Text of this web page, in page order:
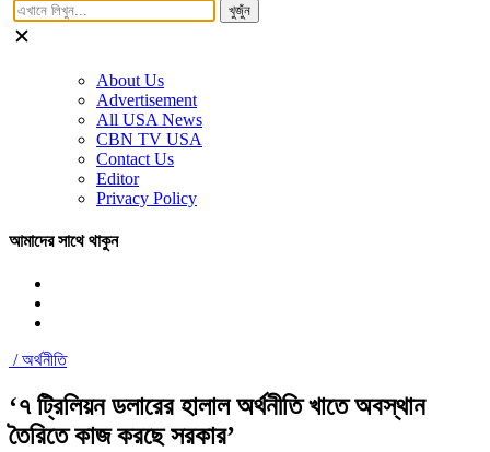
খুজুঁন
About Us
Advertisement
All USA News
CBN TV USA
Contact Us
Editor
Privacy Policy
আমাদের সাথে থাকুন
/অর্থনীতি
‘৭ ট্রিলিয়ন ডলারের হালাল অর্থনীতি খাতে অবস্থান
তৈরিতে কাজ করছে সরকার’